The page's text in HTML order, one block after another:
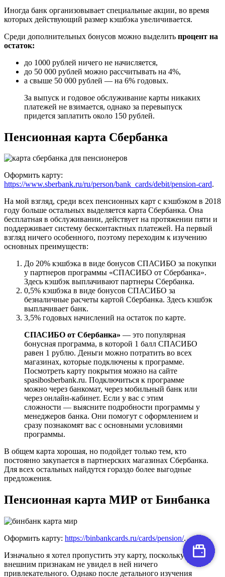
Иногда банк организовывает специальные акции, во время
которых действующий размер кэшбэка увеличивается.
Среди дополнительных бонусов можно выделить процент на
остаток:
до 1000 рублей ничего не начисляется,
до 50 000 рублей можно рассчитывать на 4%,
а свыше 50 000 рублей — на 6% годовых.
За выпуск и годовое обслуживание карты никаких
платежей не взимается, однако за перевыпуск
придется заплатить около 150 рублей.
Пенсионная карта Сбербанка
Оформить карту:
https://www.sberbank.ru/ru/person/bank_cards/debit/pension-card.
На мой взгляд, среди всех пенсионных карт с кэшбэком в 2018
году больше остальных выделяется карта Сбербанка. Она
бесплатная в обслуживании, действует на протяжении пяти и
поддерживает систему бесконтактных платежей. На первый
взгляд ничего особенного, поэтому переходим к изучению
основных преимуществ:
До 20% кэшбэка в виде бонусов СПАСИБО за покупки
у партнеров программы «СПАСИБО от Сбербанка».
Здесь кэшбэк выплачивают партнеры Сбербанка.
0,5% кэшбэка в виде бонусов СПАСИБО за
безналичные расчеты картой Сбербанка. Здесь кэшбэк
выплачивает банк.
3,5% годовых начислений на остаток по карте.
СПАСИБО от Сбербанка» — это популярная
бонусная программа, в которой 1 балл СПАСИБО
равен 1 рублю. Деньги можно потратить во всех
магазинах, которые подключены к программе.
Посмотреть карту покрытия можно на сайте
spasibosberbank.ru. Подключиться к программе
можно через банкомат, через мобильный банк или
через онлайн-кабинет. Если у вас с этим
сложности — выясните подробности программы у
менеджеров банка. Они помогут с оформлением и
сразу познакомят вас с основными условиями
программы.
В общем карта хорошая, но подойдет только тем, кто
постоянно закупается в партнерских магазинах Сбербанка.
Для всех остальных найдутся гораздо более выгодные
предложения.
Пенсионная карта МИР от Бинбанка
Оформить карту: https://binbankcards.ru/cards/pension/.
Изначально я хотел пропустить эту карту, поскольку по
внешним признакам не увидел в ней ничего
привлекательного. Однако после детального изучения